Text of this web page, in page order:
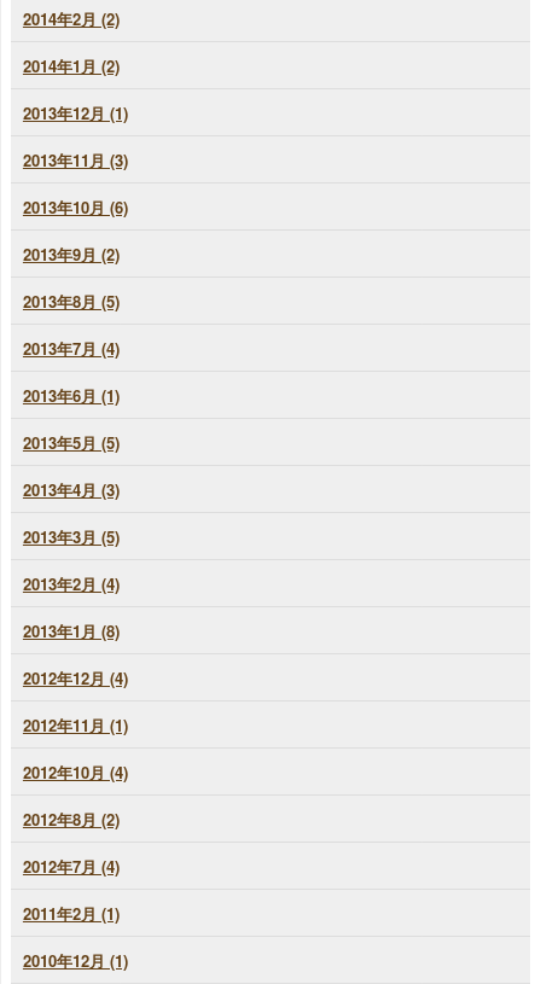
2014年2月 (2)
2014年1月 (2)
2013年12月 (1)
2013年11月 (3)
2013年10月 (6)
2013年9月 (2)
2013年8月 (5)
2013年7月 (4)
2013年6月 (1)
2013年5月 (5)
2013年4月 (3)
2013年3月 (5)
2013年2月 (4)
2013年1月 (8)
2012年12月 (4)
2012年11月 (1)
2012年10月 (4)
2012年8月 (2)
2012年7月 (4)
2011年2月 (1)
2010年12月 (1)